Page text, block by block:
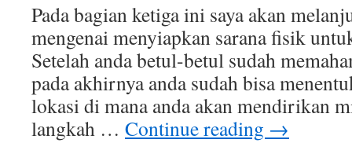
Pada bagian ketiga ini saya akan
mengenai menyiapkan sarana fisik
Setelah anda betul-betul sudah
pada akhirnya anda sudah bisa
lokasi di mana anda akan mendirikan
langkah … Continue reading →